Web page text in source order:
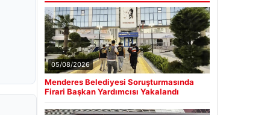
05/08/2026
Menderes Belediyesi Soruşturmasında
Firari Başkan Yardımcısı Yakalandı